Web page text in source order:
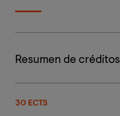
Resumen de créditos
30 ECTS